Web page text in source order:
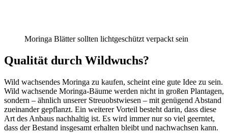
Moringa Blätter sollten lichtgeschützt verpackt sein
Qualität durch Wildwuchs?
Wild wachsendes Moringa zu kaufen, scheint eine gute Idee zu sein.
Wild wachsende Moringa-Bäume werden nicht in großen Plantagen,
sondern – ähnlich unserer Streuobstwiesen – mit genügend Abstand
zueinander gepflanzt. Ein weiterer Vorteil besteht darin, dass diese
Art des Anbaus nachhaltig ist. Es wird immer nur so viel geerntet,
dass der Bestand insgesamt erhalten bleibt und nachwachsen kann.